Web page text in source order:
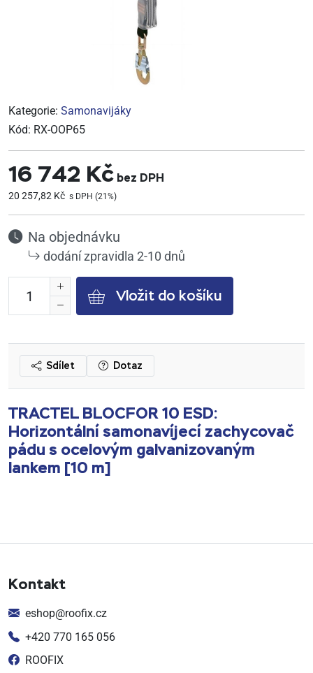
Kategorie: Samonavijáky
Kód: RX-OOP65
16 742 Kč bez DPH
20 257,82 Kč s DPH (21%)
Na objednávku
dodání zpravidla 2-10 dnů
Vložit do košíku
Sdílet Dotaz
TRACTEL BLOCFOR 10 ESD:
Horizontální samonavíjecí zachycovač
pádu s ocelovým galvanizovaným
lankem [10 m]
Kontakt
eshop@roofix.cz
+420 770 165 056
ROOFIX